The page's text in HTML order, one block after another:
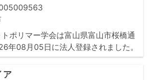
ポリマー学会は富山県富山市桜橋通
年08月05日に法人登録されました。
ア